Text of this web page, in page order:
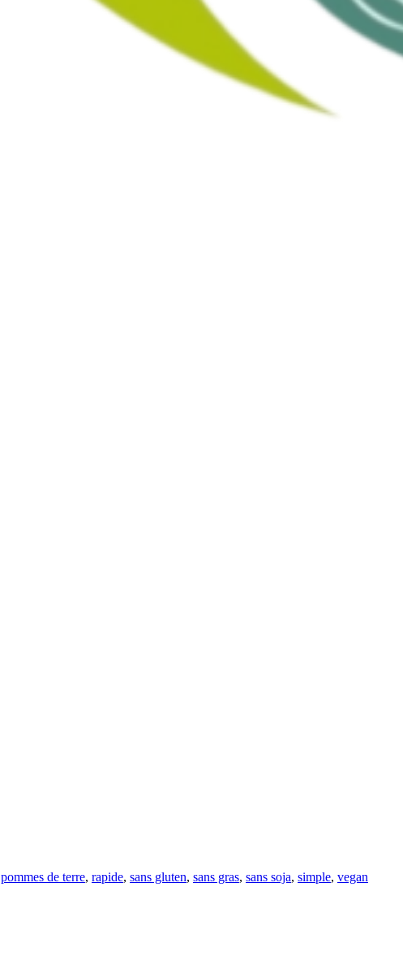
pommes de terre, rapide, sans gluten, sans gras, sans soja, simple, vegan